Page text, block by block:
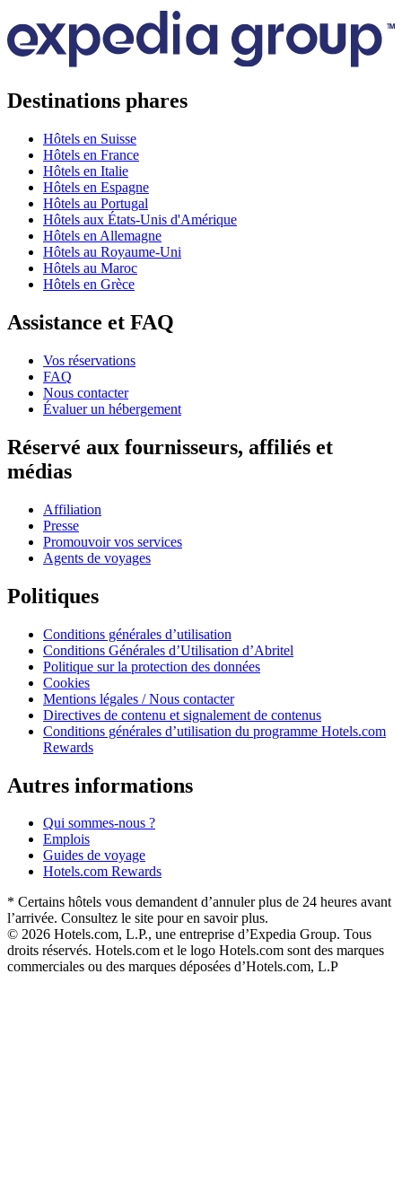
Destinations phares
Hôtels en Suisse
Hôtels en France
Hôtels en Italie
Hôtels en Espagne
Hôtels au Portugal
Hôtels aux États-Unis d'Amérique
Hôtels en Allemagne
Hôtels au Royaume-Uni
Hôtels au Maroc
Hôtels en Grèce
Assistance et FAQ
Vos réservations
FAQ
Nous contacter
Évaluer un hébergement
Réservé aux fournisseurs, affiliés et
médias
Affiliation
Presse
Promouvoir vos services
Agents de voyages
Politiques
Conditions générales d’utilisation
Conditions Générales d’Utilisation d’Abritel
Politique sur la protection des données
Cookies
Mentions légales / Nous contacter
Directives de contenu et signalement de contenus
Conditions générales d’utilisation du programme Hotels.com
Rewards
Autres informations
Qui sommes-nous ?
Emplois
Guides de voyage
Hotels.com Rewards
* Certains hôtels vous demandent d’annuler plus de 24 heures avant
l’arrivée. Consultez le site pour en savoir plus.
© 2026 Hotels.com, L.P., une entreprise d’Expedia Group. Tous
droits réservés. Hotels.com et le logo Hotels.com sont des marques
commerciales ou des marques déposées d’Hotels.com, L.P